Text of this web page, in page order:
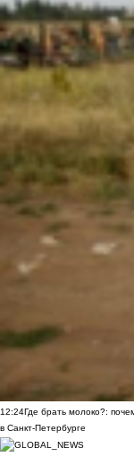
12:24Где брать молоко?:
в Санкт-Петербурге